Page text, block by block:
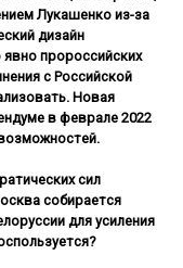
Лукашенко из-за
дизайн
пророссийских
с Российской
Новая
в феврале 2022
сил
собирается
для усиления